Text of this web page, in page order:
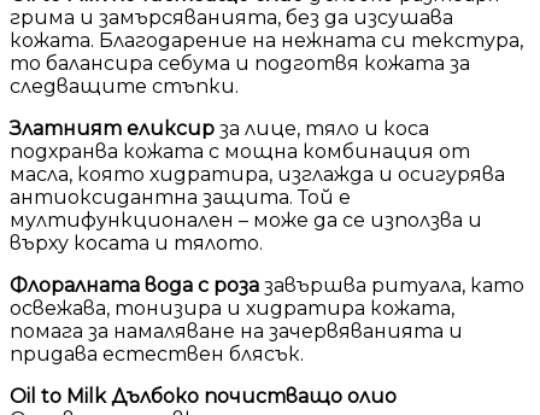
грима и замърсяванията, без да изсушава
кожата. Благодарение на нежната си текстура,
то балансира себума и подготвя кожата за
следващите стъпки.
Златният еликсир за лице, тяло и коса
подхранва кожата с мощна комбинация от
масла, която хидратира, изглажда и осигурява
антиоксидантна защита. Той е
мултифункционален – може да се използва и
върху косата и тялото.
Флоралната вода с роза завършва ритуала, като
освежава, тонизира и хидратира кожата,
помага за намаляване на зачервяванията и
придава естествен блясък.
Oil to Milk Дълбоко почистващо олио